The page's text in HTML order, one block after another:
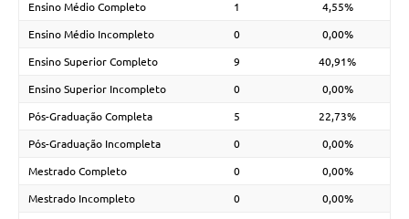
Ensino Médio Completo 1 4,55%
Ensino Médio Incompleto 0 0,00%
Ensino Superior Completo 9 40,91%
Ensino Superior Incompleto 0 0,00%
Pós-Graduação Completa 5 22,73%
Pós-Graduação Incompleta 0 0,00%
Mestrado Completo 0 0,00%
Mestrado Incompleto 0 0,00%